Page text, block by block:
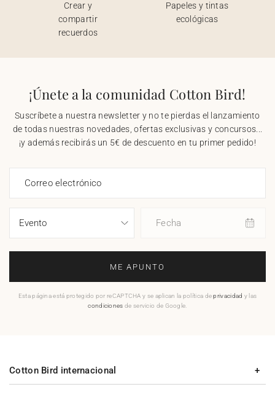
Crear y
compartir
recuerdos
Papeles y tintas
ecológicas
¡Únete a la comunidad Cotton Bird!
Suscríbete a nuestra newsletter y no te pierdas el lanzamiento
de todas nuestras novedades, ofertas exclusivas y concursos...
¡y además recibirás un 5€ de descuento en tu primer pedido!
Correo electrónico
Fecha
ME APUNTO
Esta página está protegido por reCAPTCHA y se aplican la política deprivacidad y las
condiciones de servicio de Google.
Cotton Bird internacional